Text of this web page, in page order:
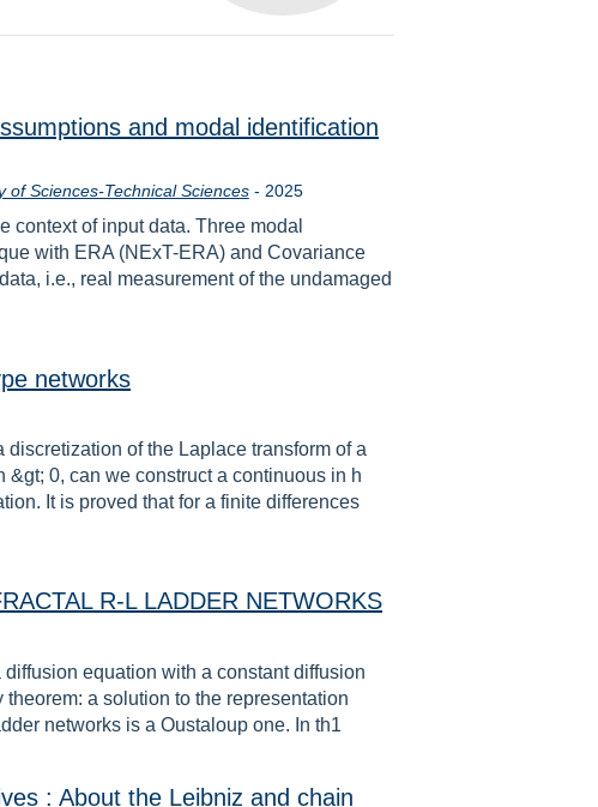
and modal identification
of Sciences-Technical Sciences- Rok
2025
of input data. Three modal
with ERA (NExT-ERA) and Covariance
i.e., real measurement of the undamaged
networks
of the Laplace transform of a
0, can we construct a continuous in h
It is proved that for a finite differences
R-L LADDER NETWORKS
equation with a constant diffusion
a solution to the representation
networks is a Oustaloup one. In th1
: About the Leibniz and chain